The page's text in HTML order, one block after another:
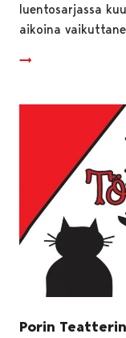
luentosarjassa
aikoina
Porin